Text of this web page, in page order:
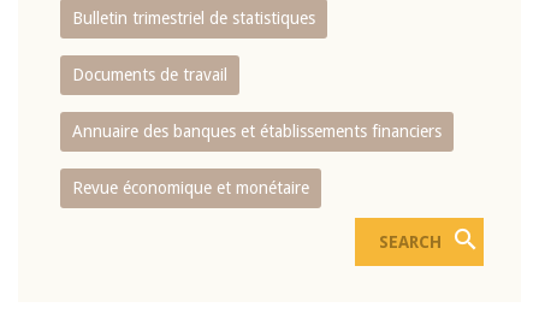
Bulletin trimestriel de statistiques
Documents de travail
Annuaire des banques et établissements financiers
Revue économique et monétaire